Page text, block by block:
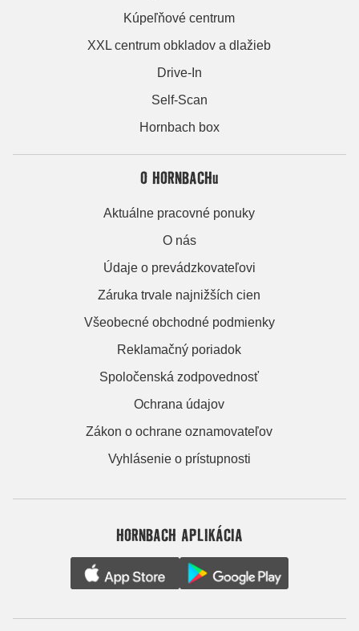
Kúpeľňové centrum
XXL centrum obkladov a dlažieb
Drive-In
Self-Scan
Hornbach box
O HORNBACHu
Aktuálne pracovné ponuky
O nás
Údaje o prevádzkovateľovi
Záruka trvale najnižších cien
Všeobecné obchodné podmienky
Reklamačný poriadok
Spoločenská zodpovednosť
Ochrana údajov
Zákon o ochrane oznamovateľov
Vyhlásenie o prístupnosti
HORNBACH APLIKÁCIA